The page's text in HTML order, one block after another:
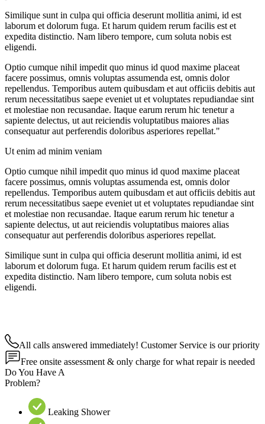
Similique sunt in culpa qui officia deserunt mollitia animi, id est
laborum et dolorum fuga. Et harum quidem rerum facilis est et
expedita distinctio. Nam libero tempore, cum soluta nobis est
eligendi.
Optio cumque nihil impedit quo minus id quod maxime placeat
facere possimus, omnis voluptas assumenda est, omnis dolor
repellendus. Temporibus autem quibusdam et aut officiis debitis aut
rerum necessitatibus saepe eveniet ut et voluptates repudiandae sint
et molestiae non recusandae. Itaque earum rerum hic tenetur a
sapiente delectus, ut aut reiciendis voluptatibus maiores alias
consequatur aut perferendis doloribus asperiores repellat."
Ut enim ad minim veniam
Optio cumque nihil impedit quo minus id quod maxime placeat
facere possimus, omnis voluptas assumenda est, omnis dolor
repellendus. Temporibus autem quibusdam et aut officiis debitis aut
rerum necessitatibus saepe eveniet ut et voluptates repudiandae sint
et molestiae non recusandae. Itaque earum rerum hic tenetur a
sapiente delectus, ut aut reiciendis voluptatibus maiores alias
consequatur aut perferendis doloribus asperiores repellat.
Similique sunt in culpa qui officia deserunt mollitia animi, id est
laborum et dolorum fuga. Et harum quidem rerum facilis est et
expedita distinctio. Nam libero tempore, cum soluta nobis est
eligendi.
All calls answered immediately! Customer Service is our priority
Free onsite assessment & only charge for what repair is needed
Do You Have A
Problem?
Leaking Shower